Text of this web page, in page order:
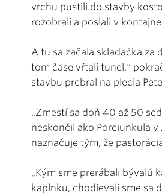
vrchu pustili do stavby
rozobrali a poslali v
A tu sa začala skladačka za
tom čase vŕtali tunel,“
stavbu prebral na plecia
„Zmestí sa doň 40 až 50
neskončil ako Porciunkula v
naznačuje tým, že
„Kým sme prerábali bývalú
kaplnku, chodievali sme sa